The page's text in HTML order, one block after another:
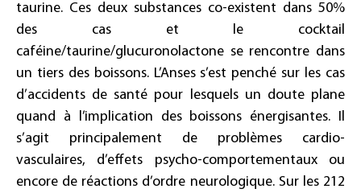
taurine. Ces deux substances co-existent dans 50%
des cas et le cocktail
caféine/taurine/glucuronolactone se rencontre dans
un tiers des boissons. L’Anses s’est penché sur les cas
d’accidents de santé pour lesquels un doute plane
quand à l’implication des boissons énergisantes. Il
s’agit principalement de problèmes cardio-
vasculaires, d’effets psycho-comportementaux ou
encore de réactions d’ordre neurologique. Sur les 212